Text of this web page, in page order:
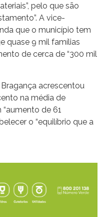
pelo que são
A vice-
que o município tem
quase 9 mil famílias
de cerca de “300 mil
acrescentou
na média de
de 61
o “equilíbrio que a